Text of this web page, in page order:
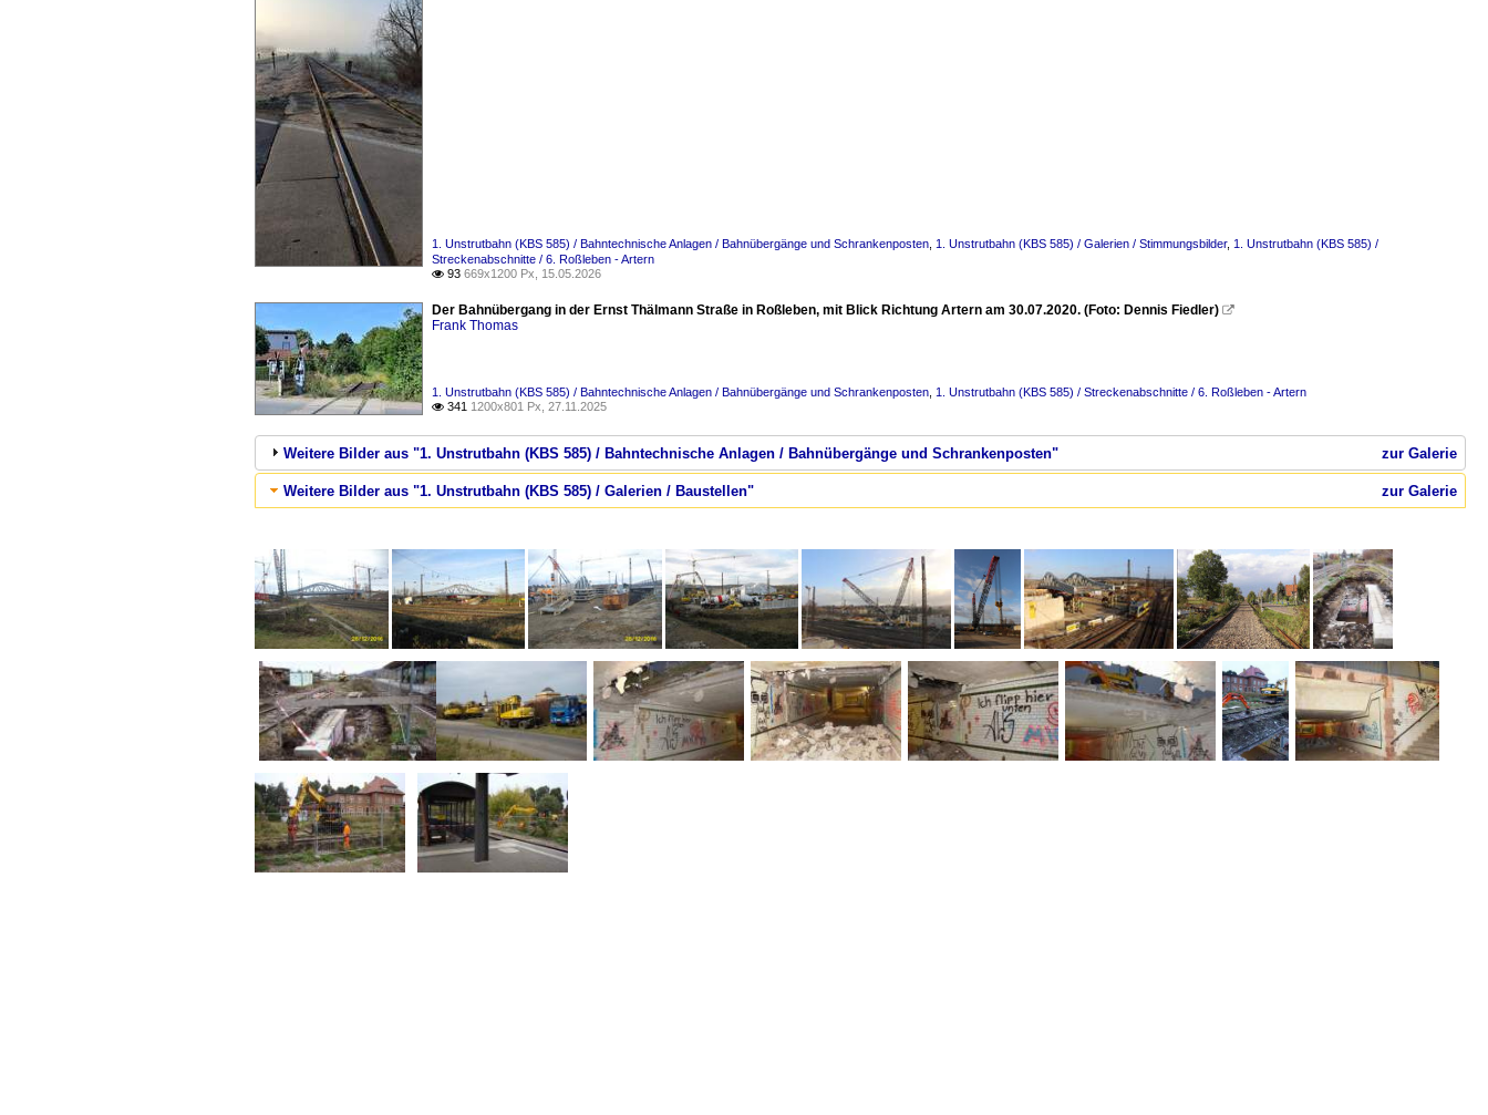
1. Unstrutbahn (KBS 585) / Bahntechnische Anlagen / Bahnübergänge und Schrankenposten 1. Unstrutbahn (KBS 585) / Galerien / Stimmungsbilder, 1. Unstrutbahn (KBS 585) /
Streckenabschnitte / 6. Roßleben - Artern
 93 669x1200 Px, 15.05.2026
Der Bahnübergang in der Ernst Thälmann Straße in Roßleben, mit Blick Richtung Artern am 30.07.2020. (Foto: Dennis Fiedler) 
Frank Thomas
1. Unstrutbahn (KBS 585) / Bahntechnische Anlagen / Bahnübergänge und Schrankenposten 1. Unstrutbahn (KBS 585) / Streckenabschnitte / 6. Roßleben - Artern
 341 1200x801 Px, 27.11.2025
zur Galerie
Weitere Bilder aus "1. Unstrutbahn (KBS 585) / Bahntechnische Anlagen / Bahnübergänge und Schrankenposten"
zur Galerie
Weitere Bilder aus "1. Unstrutbahn (KBS 585) / Galerien / Baustellen"